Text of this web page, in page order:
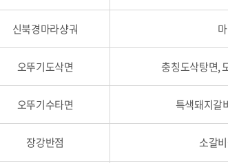
신북경마라샹궈
오뚜기도삭면 충칭도삭탕면,
오뚜기수타면 특색돼지갈
장강반점 소갈